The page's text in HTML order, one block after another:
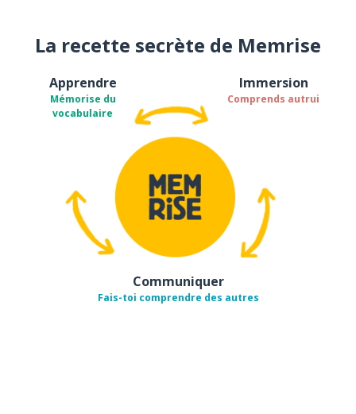
La recette secrète de Memrise
Apprendre
Mémorise du
vocabulaire
Immersion
Comprends autrui
Communiquer
Fais-toi comprendre des autres